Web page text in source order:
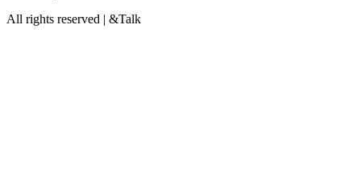
All rights reserved | &Talk